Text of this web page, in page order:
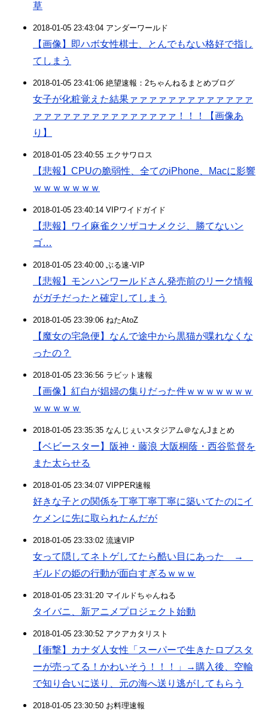
草
2018-01-05 23:43:04 アンダーワールド
【画像】即ハボ女性棋士、とんでもない格好で指し
てしまう
2018-01-05 23:41:06 絶望速報：2ちゃんねるまとめブログ
女子が化粧覚えた結果ァァァァァァァァァァァァァ
ァァァァァァァァァァァァァァァ！！！【画像あ
り】
2018-01-05 23:40:55 エクサワロス
【悲報】CPUの脆弱性、全てのiPhone、Macに影響
ｗｗｗｗｗｗｗ
2018-01-05 23:40:14 VIPワイドガイド
【悲報】ワイ麻雀クソザコナメクジ、勝てないン
ゴ…
2018-01-05 23:40:00 ぶる速-VIP
【悲報】モンハンワールドさん発売前のリーク情報
がガチだったと確定してしまう
2018-01-05 23:39:06 ねたAtoZ
【魔女の宅急便】なんで途中から黒猫が喋れなくな
ったの？
2018-01-05 23:36:56 ラビット速報
【画像】紅白が娼婦の集りだった件ｗｗｗｗｗｗｗ
ｗｗｗｗｗ
2018-01-05 23:35:35 なんじぇいスタジアム＠なんJまとめ
【ベビースター】阪神・藤浪 大阪桐蔭・西谷監督を
また太らせる
2018-01-05 23:34:07 VIPPER速報
好きな子との関係を丁寧丁寧丁寧に築いてたのにイ
ケメンに先に取られたんだが
2018-01-05 23:33:02 流速VIP
女って隠してネトゲしてたら酷い目にあった →
ギルドの姫の行動が面白すぎるｗｗｗ
2018-01-05 23:31:20 マイルドちゃんねる
タイバニ、新アニメプロジェクト始動
2018-01-05 23:30:52 アクアカタリスト
【衝撃】カナダ人女性「スーパーで生きたロブスタ
ーが売ってる！かわいそう！！！」→購入後、空輸
で知り合いに送り、元の海へ送り逃がしてもらう
2018-01-05 23:30:50 お料理速報